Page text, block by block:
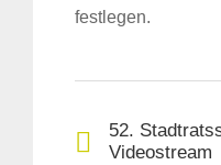
festlegen.
52.
Videostream